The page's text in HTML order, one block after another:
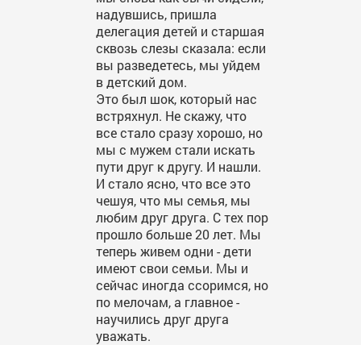
надувшись, пришла
делегация детей и старшая
сквозь слезы сказала: если
вы разведетесь, мы уйдем
в детский дом.
Это был шок, который нас
встряхнул. Не скажу, что
все стало сразу хорошо, но
мы с мужем стали искать
пути друг к другу. И нашли.
И стало ясно, что все это
чешуя, что мы семья, мы
любим друг друга. С тех пор
прошло больше 20 лет. Мы
теперь живем одни - дети
имеют свои семьи. Мы и
сейчас иногда ссоримся, но
по мелочам, а главное -
научились друг друга
уважать.